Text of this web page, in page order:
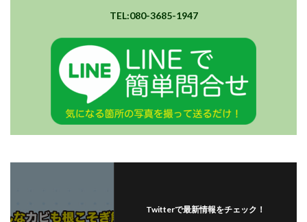
TEL:080-3685-1947
Twitterで最新情報をチェック！